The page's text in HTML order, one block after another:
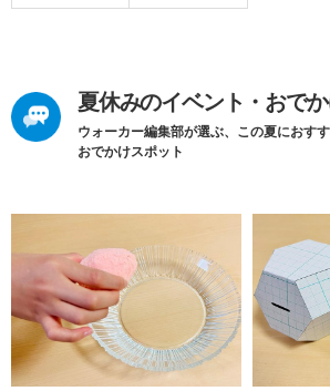
夏休みのイベント・おで
ウォーカー編集部が選ぶ、この夏におす
おでかけスポット